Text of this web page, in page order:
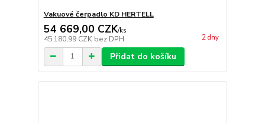
Vakuové čerpadlo KD HERTELL
54 669,00 CZK/ks
45 180,99 CZK bez DPH 2 dny
Přidat do košíku